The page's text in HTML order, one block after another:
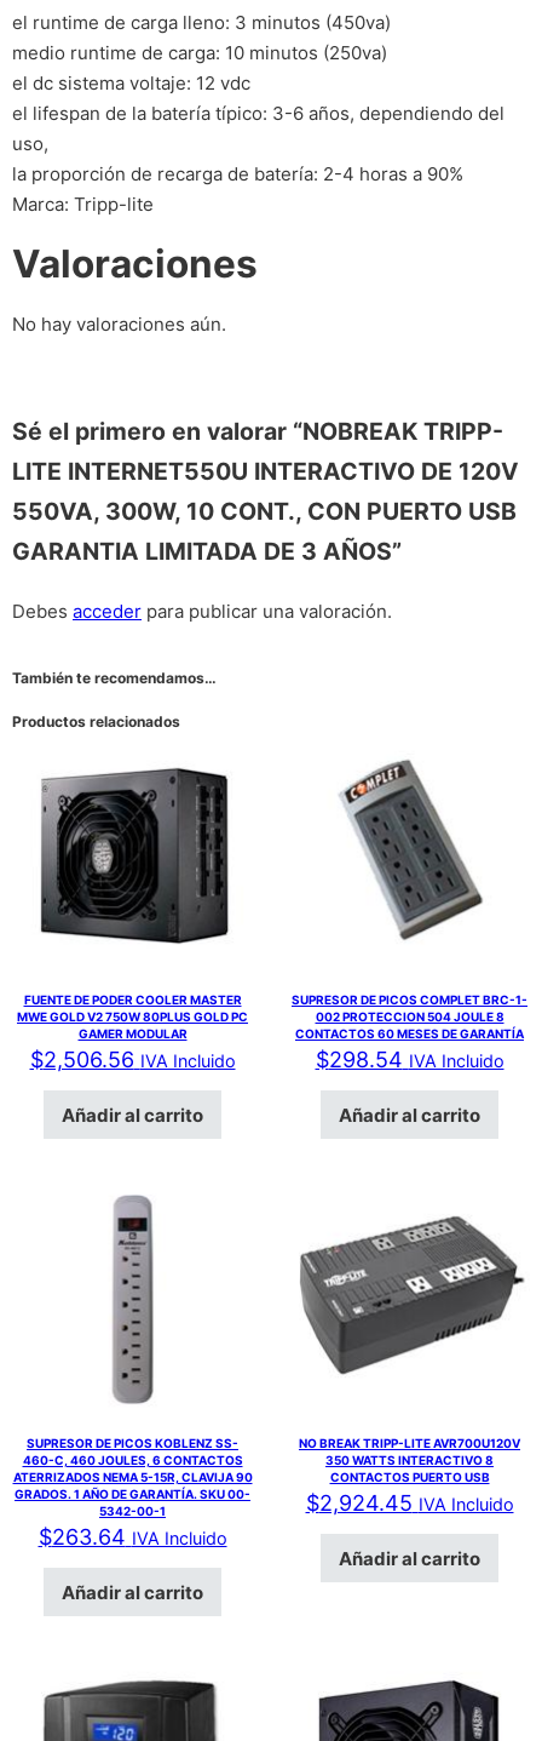
el runtime de carga lleno: 3 minutos (450va)
medio runtime de carga: 10 minutos (250va)
el dc sistema voltaje: 12 vdc
el lifespan de la batería típico: 3-6 años, dependiendo del
uso,
la proporción de recarga de batería: 2-4 horas a 90%
Marca: Tripp-lite
Valoraciones
No hay valoraciones aún.
Sé el primero en valorar “NOBREAK TRIPP-
LITE INTERNET550U INTERACTIVO DE 120V
550VA, 300W, 10 CONT., CON PUERTO USB
GARANTIA LIMITADA DE 3 AÑOS”
Debes acceder para publicar una valoración.
También te recomendamos…
Productos relacionados
FUENTE DE PODER COOLER MASTER
MWE GOLD V2 750W 80PLUS GOLD PC
GAMER MODULAR
$2,506.56 IVA Incluido
Añadir al carrito
SUPRESOR DE PICOS COMPLET BRC-1-
002 PROTECCION 504 JOULE 8
CONTACTOS 60 MESES DE GARANTÍA
$298.54 IVA Incluido
Añadir al carrito
SUPRESOR DE PICOS KOBLENZ SS-
460-C, 460 JOULES, 6 CONTACTOS
ATERRIZADOS NEMA 5-15R, CLAVIJA 90
GRADOS. 1 AÑO DE GARANTÍA. SKU 00-
5342-00-1
$263.64 IVA Incluido
Añadir al carrito
NO BREAK TRIPP-LITE AVR700U120V
350 WATTS INTERACTIVO 8
CONTACTOS PUERTO USB
$2,924.45 IVA Incluido
Añadir al carrito